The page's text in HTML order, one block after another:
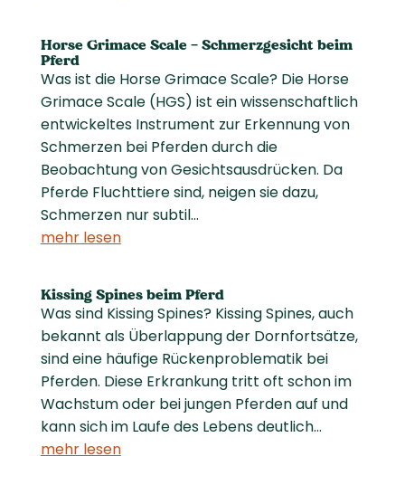
Horse Grimace Scale – Schmerzgesicht beim
Pferd
Was ist die Horse Grimace Scale? Die Horse
Grimace Scale (HGS) ist ein wissenschaftlich
entwickeltes Instrument zur Erkennung von
Schmerzen bei Pferden durch die
Beobachtung von Gesichtsausdrücken. Da
Pferde Fluchttiere sind, neigen sie dazu,
Schmerzen nur subtil...
mehr lesen
Kissing Spines beim Pferd
Was sind Kissing Spines? Kissing Spines, auch
bekannt als Überlappung der Dornfortsätze,
sind eine häufige Rückenproblematik bei
Pferden. Diese Erkrankung tritt oft schon im
Wachstum oder bei jungen Pferden auf und
kann sich im Laufe des Lebens deutlich...
mehr lesen